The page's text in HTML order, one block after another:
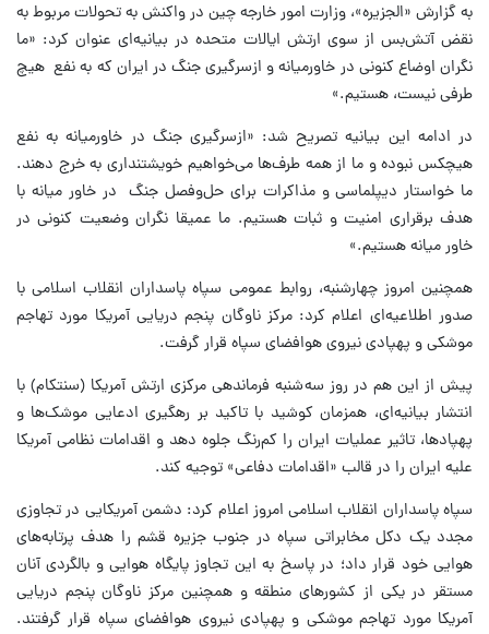
به گزارش «الجزیره»، وزارت امور خارجه چین در واکنش به تحولات مربوط به
نقض آتش‌بس از سوی ارتش ایالات متحده در بیانیه‌ای عنوان کرد: «ما
نگران اوضاع کنونی در خاورمیانه و ازسرگیری جنگ در ایران که به نفع هیچ
طرفی نیست، هستیم.»
در ادامه این بیانیه تصریح شد: «ازسرگیری جنگ در خاورمیانه به نفع
هیچکس نبوده و ما از همه طرف‌ها می‌خواهیم خویشتنداری به خرج دهند.
ما خواستار دیپلماسی و مذاکرات برای حل‌وفصل جنگ در خاور میانه با
هدف برقراری امنیت و ثبات هستیم. ما عمیقا نگران وضعیت کنونی در
خاور میانه هستیم.»
همچنین امروز چهارشنبه، روابط عمومی سپاه پاسداران انقلاب اسلامی با
صدور اطلاعیه‌ای اعلام کرد: مرکز ناوگان پنجم دریایی آمریکا مورد تهاجم
موشکی و پهپادی نیروی هوافضای سپاه قرار گرفت.
پیش از این هم در روز سه‌شنبه فرماندهی مرکزی ارتش آمریکا (سنتکام) با
انتشار بیانیه‌ای، همزمان کوشید با تاکید بر رهگیری ادعایی موشک‌ها و
پهپادها، تاثیر عملیات ایران را کم‌رنگ جلوه دهد و اقدامات نظامی آمریکا
علیه ایران را در قالب «اقدامات دفاعی» توجیه کند.
سپاه پاسداران انقلاب اسلامی امروز اعلام کرد: دشمن آمریکایی در تجاوزی
مجدد یک دکل مخابراتی سپاه در جنوب جزیره قشم را هدف پرتابه‌های
هوایی خود قرار داد؛ در پاسخ به این تجاوز پایگاه هوایی و بالگردی آنان
مستقر در یکی از کشورهای منطقه و همچنین مرکز ناوگان پنجم دریایی
آمریکا مورد تهاجم موشکی و پهپادی نیروی هوافضای سپاه قرار گرفتند.